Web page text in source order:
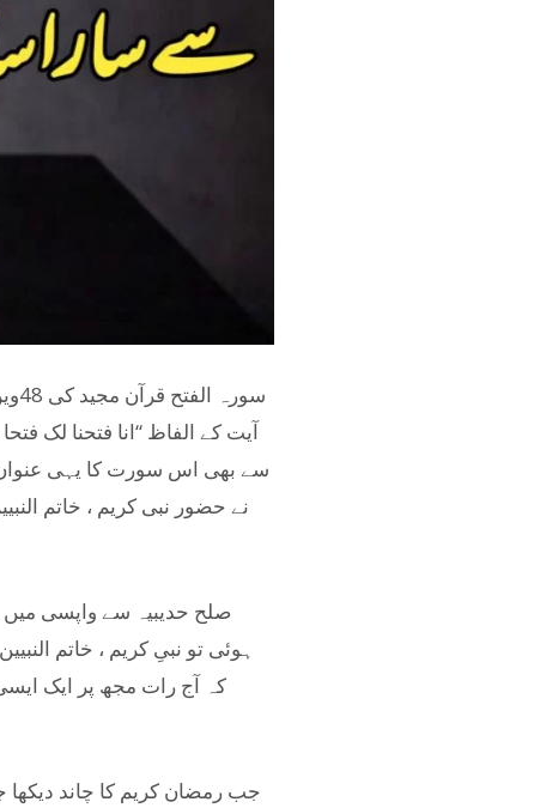
آیت کے الفاظ “انا فتحنا لک
سے بھی اس سورت کا یہی عنوان
نے حضور نبی کریم ، خاتم
صلح حدیبیہ سے واپسی میں
ہوئی تو نبیِ کریم ، خاتم
جب رمضان کریم کا چاند دیکھا جائے توسورۂ فَتْح کو 3 مرتبہ پڑھنے سے تمام